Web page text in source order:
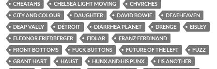
CHEATAHS
CHELSEA LIGHT MOVING
CHVRCHES
CITY AND COLOUR
DAUGHTER DAVID BOWIE
DEAFHEAVEN
DEAP VALLY
DÉTROIT DIARRHEA PLANET DRENGE
EISLEY
ELEONOR FRIEDBERGER
FIDLAR
FRANZ FERDINAND
FRONT BOTTOMS
FUCK BUTTONS FUTURE OF THE LEFT
FUZZ
GRANT HART
HAUST HUNX AND HIS PUNX
I IS ANOTHER